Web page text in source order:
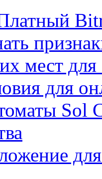
мест для
для
Sol